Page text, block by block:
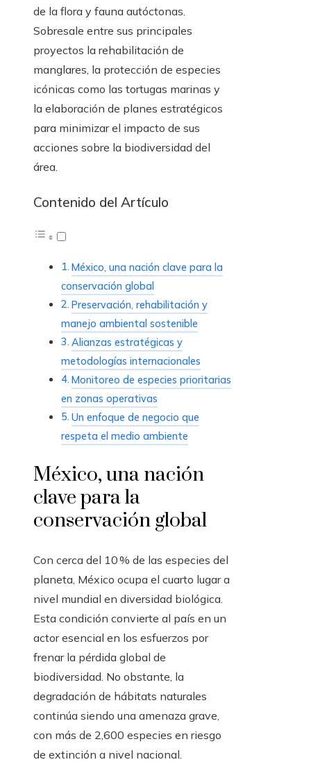
de la flora y fauna autóctonas.
Sobresale entre sus principales
proyectos la rehabilitación de
manglares, la protección de especies
icónicas como las tortugas marinas y
la elaboración de planes estratégicos
para minimizar el impacto de sus
acciones sobre la biodiversidad del
área.
Contenido del Artículo
México, una nación clave para la
conservación global
Preservación, rehabilitación y
manejo ambiental sostenible
Alianzas estratégicas y
metodologías internacionales
Monitoreo de especies prioritarias
en zonas operativas
Un enfoque de negocio que
respeta el medio ambiente
México, una nación
clave para la
conservación global
Con cerca del 10 % de las especies del
planeta, México ocupa el cuarto lugar a
nivel mundial en diversidad biológica.
Esta condición convierte al país en un
actor esencial en los esfuerzos por
frenar la pérdida global de
biodiversidad. No obstante, la
degradación de hábitats naturales
continúa siendo una amenaza grave,
con más de 2,600 especies en riesgo
de extinción a nivel nacional.